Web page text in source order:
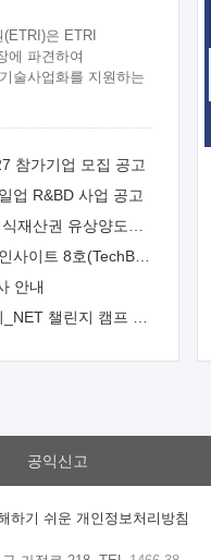
은 ETRI
에 파견하여
술사업화를 지원하는
년 8월
을 기업현장에 파견.
로써 ETRI 개발기술의
을 강견기업으로
청자격: ETRI
, 기술이전/출자기업
 추진일정(1)
희망인력-희망기업
정(심의)(4)협약체결
중순 10월 이후*
참가기업 모집 공고
업 R&BD 사업 공고
ETRI 테크비즈 인사이트 8호(TechBiz Insight Vol.8) 발간
안내
공익신고
하기 쉬운 개인정보처리방침